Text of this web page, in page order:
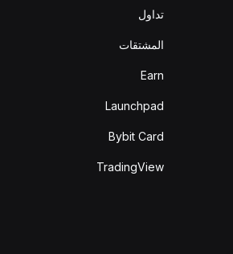
تداول
المشتقات
Earn
Launchpad
Bybit Card
TradingView